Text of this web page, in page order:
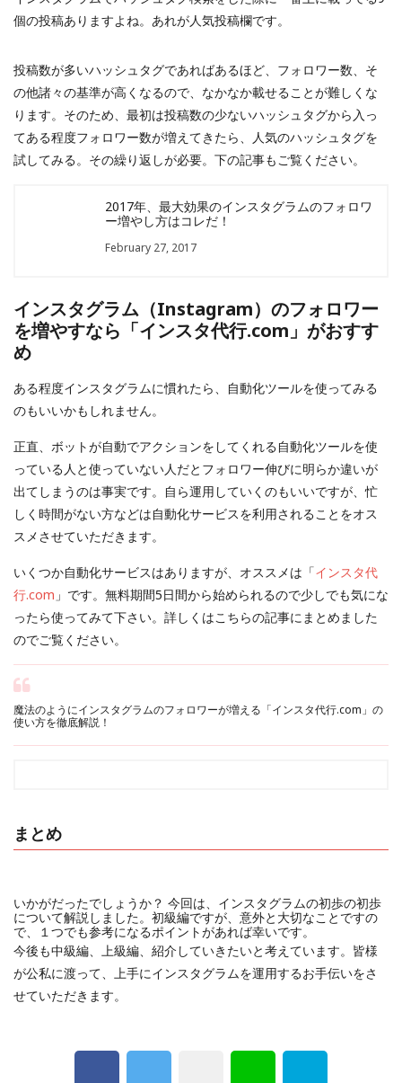
個の投稿ありますよね。あれが人気投稿欄です。
投稿数が多いハッシュタグであればあるほど、フォロワー数、そ
の他諸々の基準が高くなるので、なかなか載せることが難しくな
ります。そのため、最初は投稿数の少ないハッシュタグから入っ
てある程度フォロワー数が増えてきたら、人気のハッシュタグを
試してみる。その繰り返しが必要。下の記事もご覧ください。
2017年、最大効果のインスタグラムのフォロワ
ー増やし方はコレだ！
February 27, 2017
インスタグラム（Instagram）のフォロワー
を増やすなら「インスタ代行.com」がおすす
め
ある程度インスタグラムに慣れたら、自動化ツールを使ってみる
のもいいかもしれません。
正直、ボットが自動でアクションをしてくれる自動化ツールを使
っている人と使っていない人だとフォロワー伸びに明らか違いが
出てしまうのは事実です。自ら運用していくのもいいですが、忙
しく時間がない方などは自動化サービスを利用されることをオス
スメさせていただきます。
いくつか自動化サービスはありますが、オススメは「インスタ代
行.com 」です。無料期間5日間から始められるので少しでも気にな
ったら使ってみて下さい。詳しくはこちらの記事にまとめました
のでご覧ください。
魔法のようにインスタグラムのフォロワーが増える「インスタ代行.com」の
使い方を徹底解説！
まとめ
いかがだったでしょうか？ 今回は、インスタグラムの初歩の初歩
について解説しました。初級編ですが、意外と大切なことですの
で、１つでも参考になるポイントがあれば幸いです。
今後も中級編、上級編、紹介していきたいと考えています。皆様
が公私に渡って、上手にインスタグラムを運用するお手伝いをさ
せていただきます。